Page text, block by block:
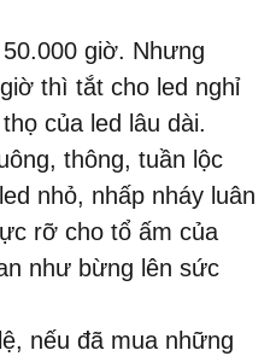
giờ. Nhưng
thì tắt cho led nghỉ
của led lâu dài.
thông, tuần lộc
nhỏ, nhấp nháy luân
rỡ cho tổ ấm của
như bừng lên sức
nếu đã mua những